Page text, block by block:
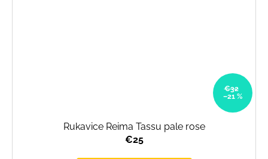
€32
–21 %
Rukavice Reima Tassu pale rose
€25